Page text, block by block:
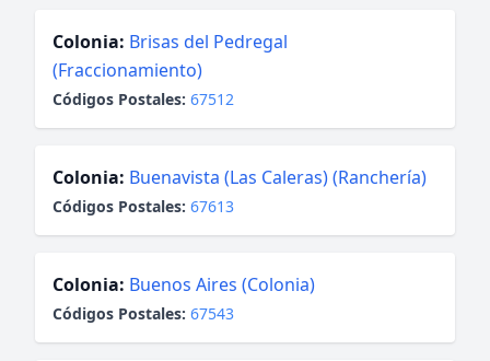
Colonia: Brisas del Pedregal
(Fraccionamiento)
Códigos Postales: 67512
Colonia: Buenavista (Las Caleras) (Ranchería)
Códigos Postales: 67613
Colonia: Buenos Aires (Colonia)
Códigos Postales: 67543